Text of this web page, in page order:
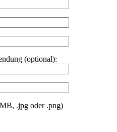
(optional):
.jpg oder .png)